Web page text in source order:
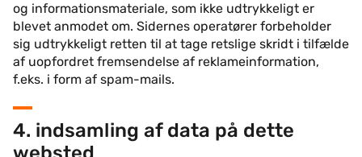
og informationsmateriale, som ikke udtrykkeligt er
blevet anmodet om. Sidernes operatører forbeholder
sig udtrykkeligt retten til at tage retslige skridt i tilfælde
af uopfordret fremsendelse af reklameinformation,
f.eks. i form af spam-mails.
4. indsamling af data på dette